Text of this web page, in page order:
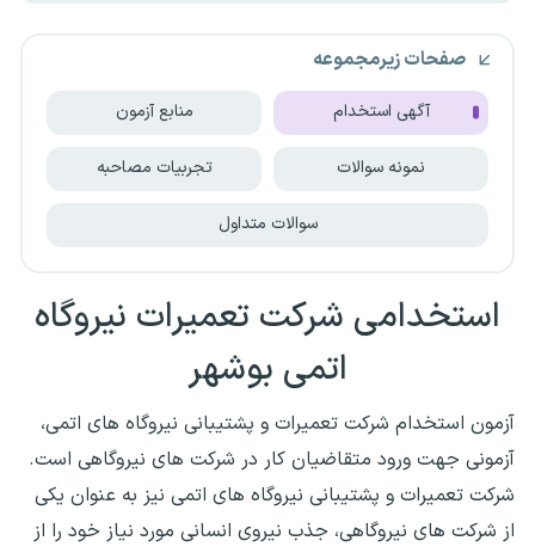
صفحات زیرمجموعه
آگهی استخدام منابع آزمون
نمونه سوالات تجربیات مصاحبه
سوالات متداول
استخدامی شرکت تعمیرات نیروگاه
اتمی بوشهر
آزمون استخدام شرکت تعمیرات و پشتیبانی نیروگاه های اتمی،
آزمونی جهت ورود متقاضیان کار در شرکت های نیروگاهی است.
شرکت تعمیرات و پشتیبانی نیروگاه های اتمی نیز به عنوان یکی
از شرکت های نیروگاهی، جذب نیروی انسانی مورد نیاز خود را از